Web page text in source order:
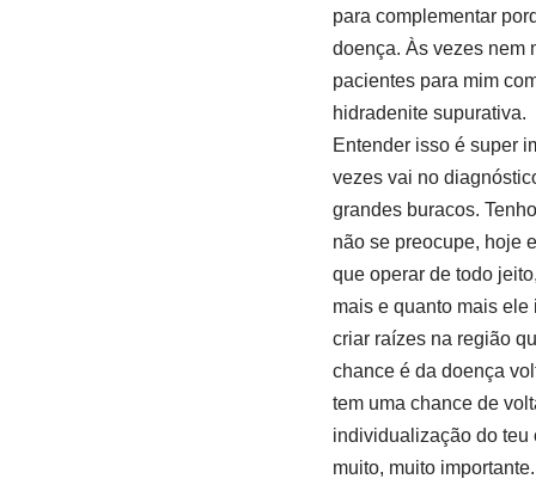
para complementar
doença. Às vezes nem
pacientes para mim
hidradenite supurativa.
Entender isso é super
vezes vai no
grandes buracos.
não se preocupe, hoje
que operar de todo
mais e quanto mais
criar raízes na região
chance é da doença
tem uma chance de
individualização do teu
muito, muito importante.